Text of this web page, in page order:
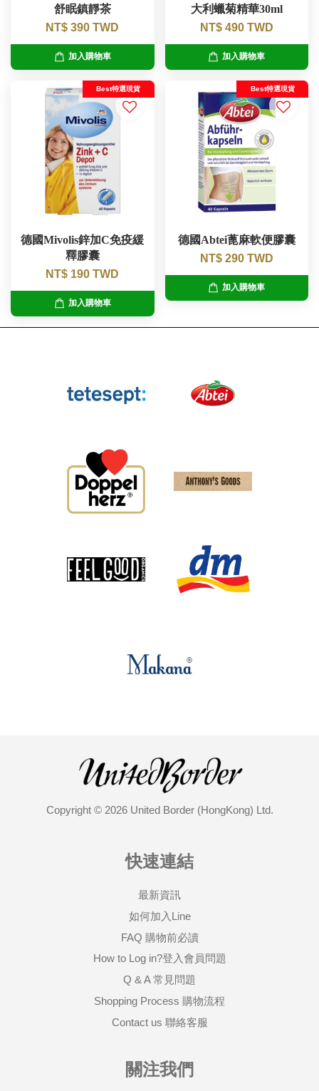
舒眠鎮靜茶
NT$ 390 TWD
加入購物車
大利蠟菊精華30ml
NT$ 490 TWD
加入購物車
Best特選現貨
德國Mivolis鋅加C免疫緩
釋膠囊
NT$ 190 TWD
加入購物車
Best特選現貨
德國Abtei蓖麻軟便膠囊
NT$ 290 TWD
加入購物車
Copyright © 2026 United Border (HongKong) Ltd.
快速連結
最新資訊
如何加入Line
FAQ 購物前必讀
How to Log in?登入會員問題
Q & A 常見問題
Shopping Process 購物流程
Contact us 聯絡客服
關注我們